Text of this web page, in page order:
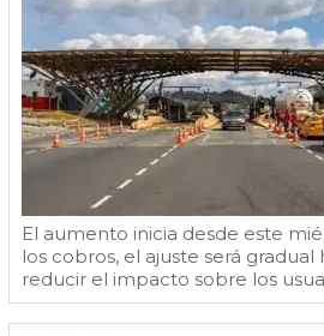
El aumento inicia desde este
los cobros, el ajuste será gradual
reducir el impacto sobre los